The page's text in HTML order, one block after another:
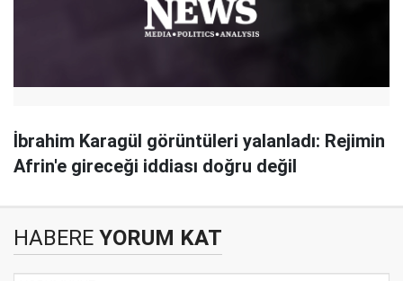
İbrahim Karagül görüntüleri yalanladı: Rejimin
Afrin'e gireceği iddiası doğru değil
HABERE YORUM KAT